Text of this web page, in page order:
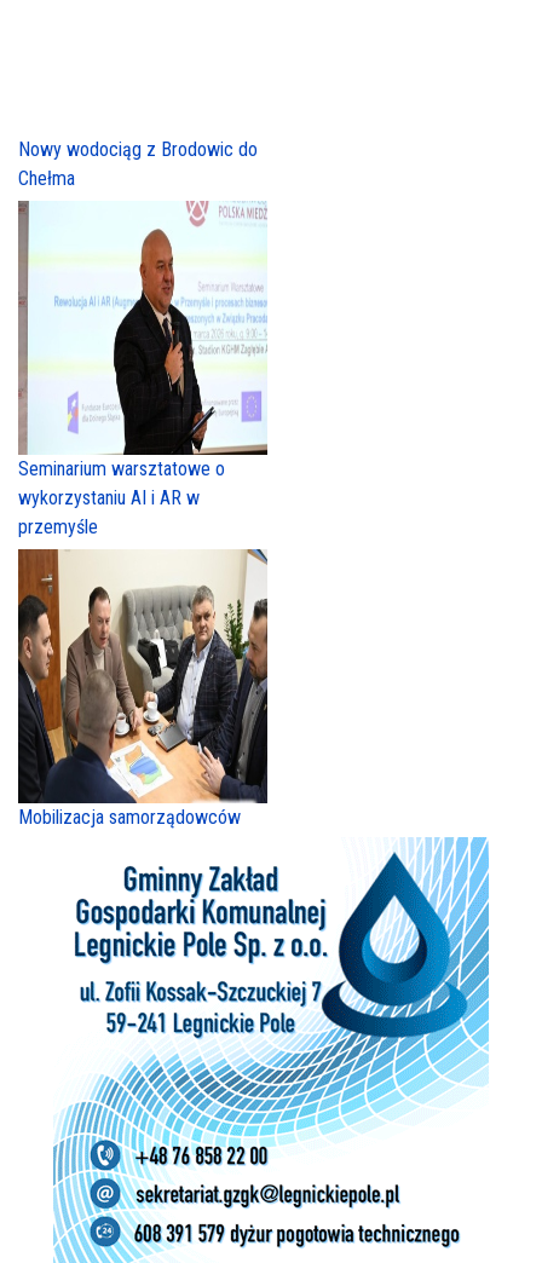
Nowy wodociąg z Brodowic do
Chełma
Seminarium warsztatowe o
wykorzystaniu AI i AR w
przemyśle
Mobilizacja samorządowców